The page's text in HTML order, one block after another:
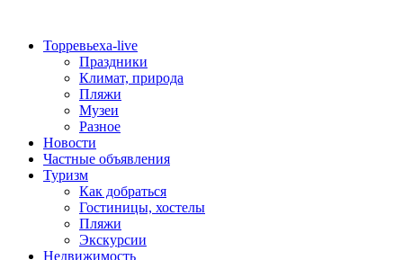
Торревьеха-live
Праздники
Климат, природа
Пляжи
Музеи
Разное
Новости
Частные объявления
Туризм
Как добраться
Гостиницы, хостелы
Пляжи
Экскурсии
Недвижимость